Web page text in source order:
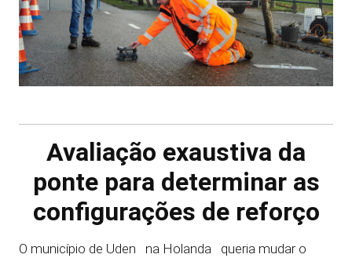
Avaliação exaustiva da
ponte para determinar as
configurações de reforço
O município de Uden na Holanda queria mudar o